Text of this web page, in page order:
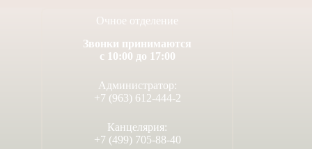
Очное отделение
Звонки принимаются
с 10:00 до 17:00
Администратор:
+7 (963) 612-444-2
Канцелярия:
+7 (499) 705-88-40